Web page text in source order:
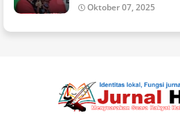
Oktober 07, 2025